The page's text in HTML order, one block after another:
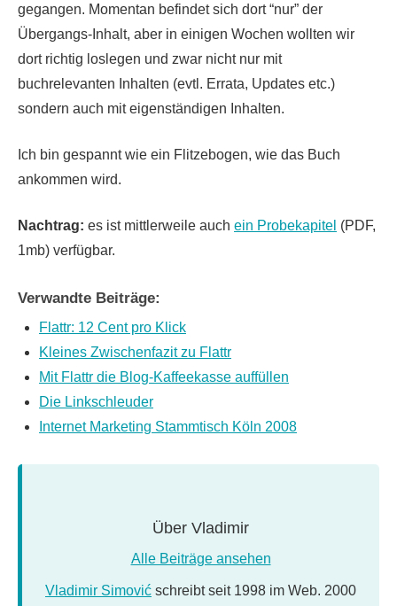
gegangen. Momentan befindet sich dort “nur” der
Übergangs-Inhalt, aber in einigen Wochen wollten wir
dort richtig loslegen und zwar nicht nur mit
buchrelevanten Inhalten (evtl. Errata, Updates etc.)
sondern auch mit eigenständigen Inhalten.
Ich bin gespannt wie ein Flitzebogen, wie das Buch
ankommen wird.
Nachtrag: es ist mittlerweile auch ein Probekapitel (PDF,
1mb) verfügbar.
Verwandte Beiträge:
Flattr: 12 Cent pro Klick
Kleines Zwischenfazit zu Flattr
Mit Flattr die Blog-Kaffeekasse auffüllen
Die Linkschleuder
Internet Marketing Stammtisch Köln 2008
Über Vladimir
Alle Beiträge ansehen
Vladimir Simović schreibt seit 1998 im Web. 2000